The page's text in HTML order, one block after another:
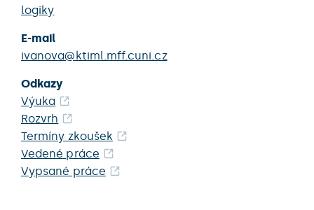
logiky
E-mail
ivanova@ktiml.mff.cuni.cz
Odkazy
Výuka
Rozvrh
Termíny zkoušek
Vedené práce
Vypsané práce